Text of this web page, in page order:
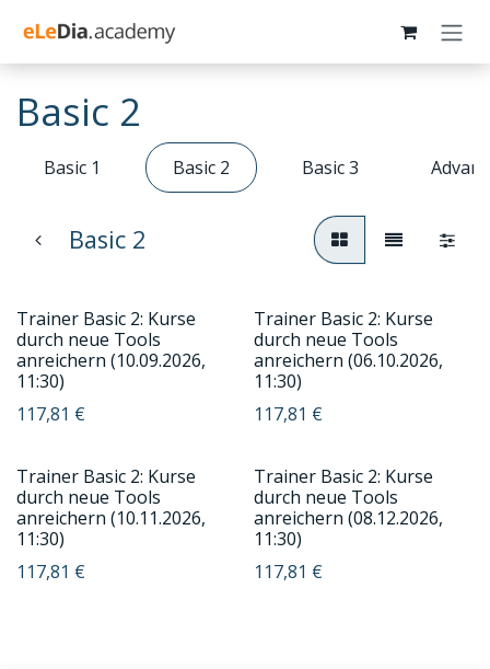
Basic 2
Basic 1 Basic 2 Basic 3
Basic 2
Trainer Basic 2: Kurse
durch neue Tools
anreichern (10.09.2026,
11:30)
117,81 €
Trainer Basic 2: Kurse
durch neue Tools
anreichern (06.10.2026,
11:30)
117,81 €
Trainer Basic 2: Kurse
durch neue Tools
anreichern (10.11.2026,
11:30)
117,81 €
Trainer Basic 2: Kurse
durch neue Tools
anreichern (08.12.2026,
11:30)
117,81 €